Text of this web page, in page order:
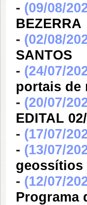
- (09/08/
BEZERRA
- (02/08/
SANTOS
- (24/07/
portais de
- (20/07/
EDITAL
- (17/07/
- (13/07/
geossítios
- (12/07/
Programa